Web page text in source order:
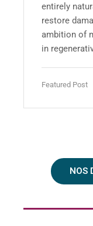
entirely
restore
ambition of
in
Featured Post
NOS